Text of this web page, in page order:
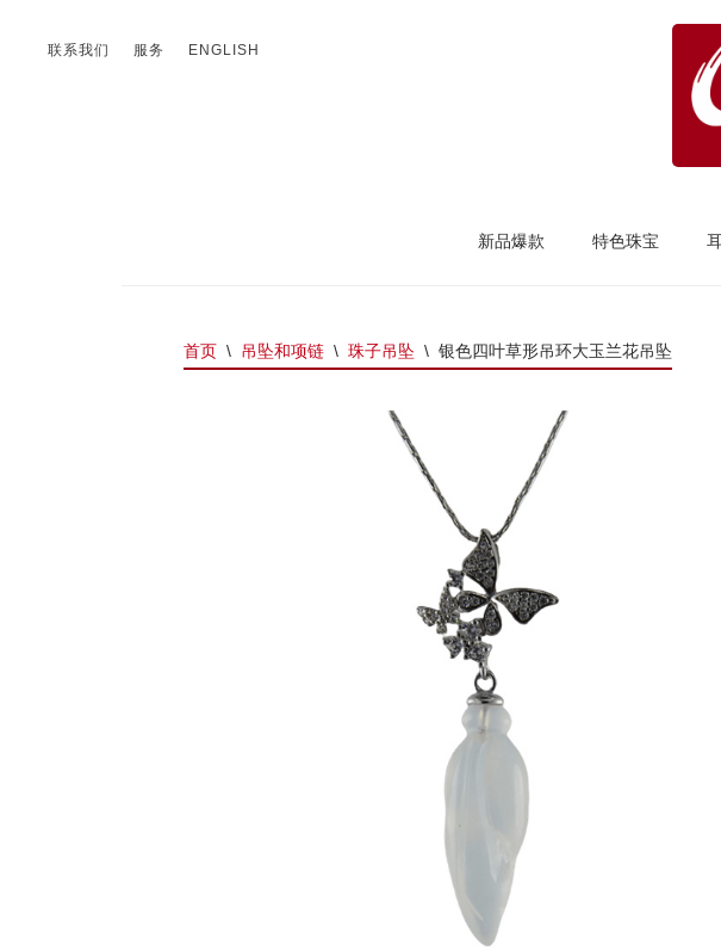
联系我们 服务 ENGLISH
新品爆款 特色珠宝
首页 \ 吊坠和项链 \ 珠子吊坠 \ 银色四叶草形吊环大玉兰花吊坠